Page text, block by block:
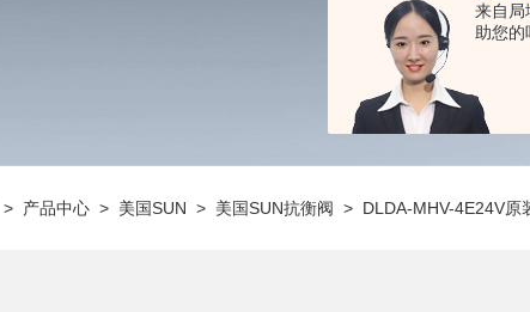
来自局
助您的
> 产品中心 > 美国SUN > 美国SUN抗衡阀 > DLDA-MHV-4E24V原